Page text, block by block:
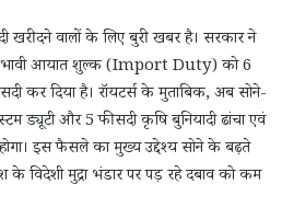
खरीदने वालों के लिए बुरी खबर है। सरकार ने
आयात शुल्क (Import Duty) को 6
कर दिया है। रॉयटर्स के मुताबिक, अब सोने-
ड्यूटी और 5 फीसदी कृषि बुनियादी ढांचा एवं
इस फैसले का मुख्य उद्देश्य सोने के बढ़ते
विदेशी मुद्रा भंडार पर पड़ रहे दबाव को कम